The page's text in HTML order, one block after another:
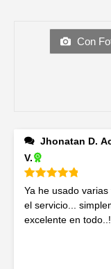
Con
V.
Valorado en5 de
Ya he usado varias
el servicio...
excelente en